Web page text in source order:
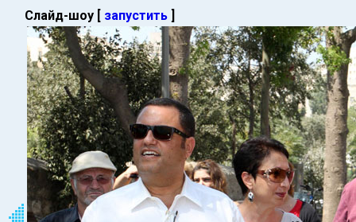
Слайд-шоу [ запустить ]